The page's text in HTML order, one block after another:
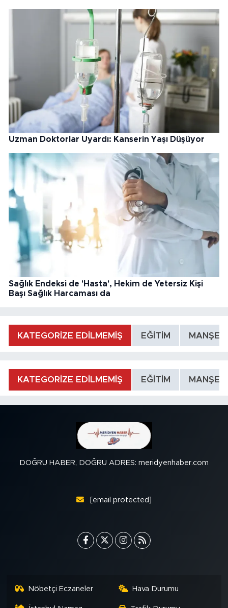
Uzman Doktorlar Uyardı: Kanserin Yaşı Düşüyor
Sağlık Endeksi de 'Hasta', Hekim de Yetersiz Kişi
Başı Sağlık Harcaması da
KATEGORİZE EDİLMEMİŞ EĞİTİM MANŞET
KATEGORİZE EDİLMEMİŞ EĞİTİM MANŞET
DOĞRU HABER, DOĞRU ADRES: meridyenhaber.com
[email protected]
Nöbetçi Eczaneler Hava Durumu